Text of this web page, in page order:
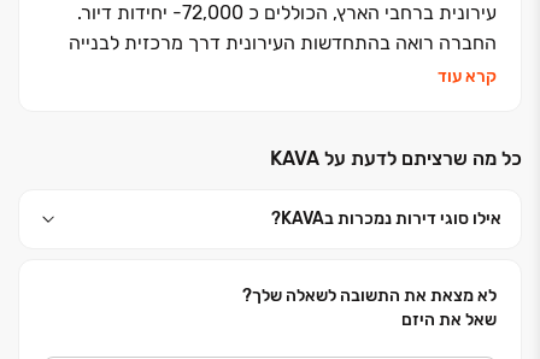
עירונית ברחבי הארץ, הכוללים כ 72,000- יחידות דיור.
החברה רואה בהתחדשות העירונית דרך מרכזית לבנייה
וחידוש פני ישראל, מתוך תפיסה חברתית וציונית השואפת
בכל רחבי הארץ, ובמהלך השנים בנתה ובונה אלפי יחידות
בפיתוח ובנייה של פרויקטים למסחר ותעסוקה בהיקפים
קרא עוד
כל מה שרציתם לדעת על KAVA‏
אילו סוגי דירות נמכרות בKAVA‏?
לא מצאת את התשובה לשאלה שלך?
שאל את היזם